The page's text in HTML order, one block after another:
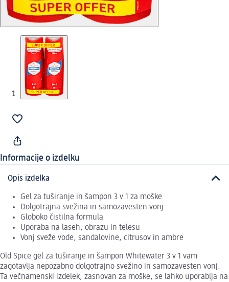
Informacije o izdelku
Opis izdelka
Gel za tuširanje in šampon 3 v 1 za moške
Dolgotrajna svežina in samozavesten vonj
Globoko čistilna formula
Uporaba na laseh, obrazu in telesu
Vonj sveže vode, sandalovine, citrusov in ambre
Old Spice gel za tuširanje in šampon Whitewater 3 v 1 vam
zagotavlja nepozabno dolgotrajno svežino in samozavesten vonj.
Ta večnamenski izdelek, zasnovan za moške, se lahko uporablja na